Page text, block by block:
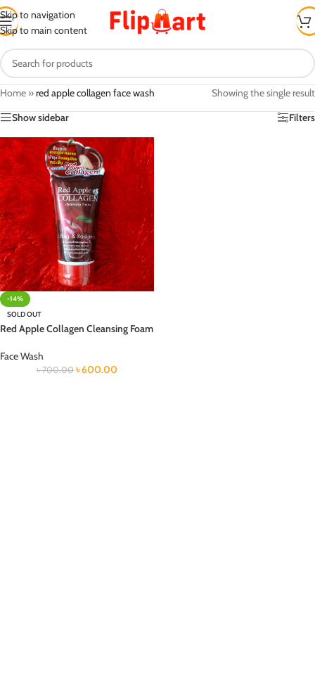
Skip to navigation
Skip to main content
Home »red apple collagen face wash
Showing the single result
Show sidebar
Filters
-14%
SOLD OUT
Red Apple Collagen Cleansing Foam
Face Wash
৳700.00 ৳600.00